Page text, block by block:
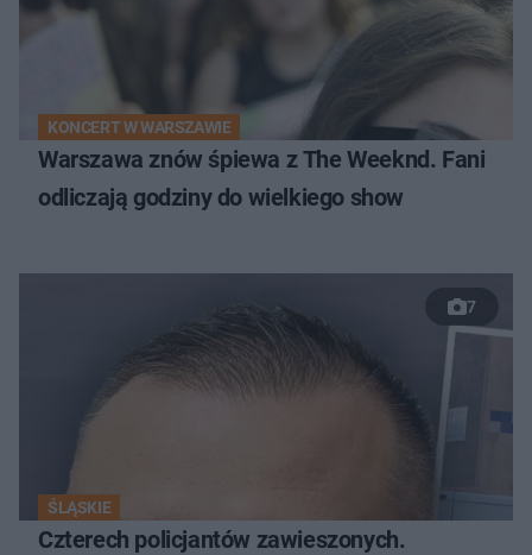
KONCERT W WARSZAWIE
Warszawa znów śpiewa z The Weeknd. Fani
odliczają godziny do wielkiego show
7
ŚLĄSKIE
Czterech policjantów zawieszonych.